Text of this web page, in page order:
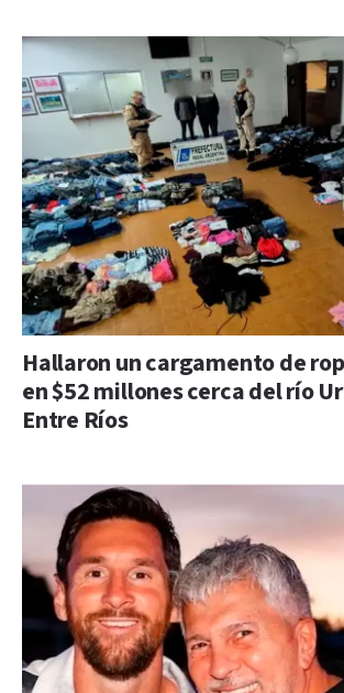
Hallaron un cargamento de
en $52 millones cerca del río
Entre Ríos